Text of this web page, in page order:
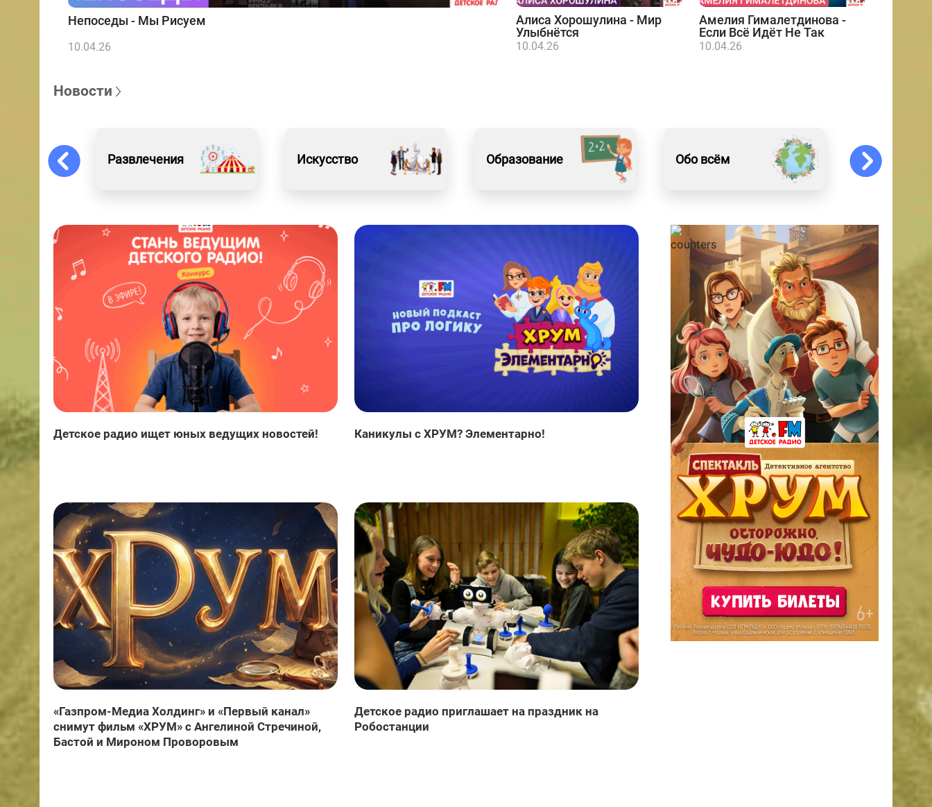
Непоседы - Мы Рисуем
10.04.26
Алиса Хорошулина - Мир
Улыбнётся
10.04.26
Амелия Гималетдинова -
Если Всё Идёт Не Так
10.04.26
Новости
Развлечения Искусство Образование Обо всём События
Детское радио ищет юных ведущих новостей! Каникулы с ХРУМ? Элементарно!
«Газпром-Медиа Холдинг» и «Первый канал»
снимут фильм «ХРУМ» с Ангелиной Стречиной,
Бастой и Мироном Проворовым
Детское радио приглашает на праздник на
Робостанции